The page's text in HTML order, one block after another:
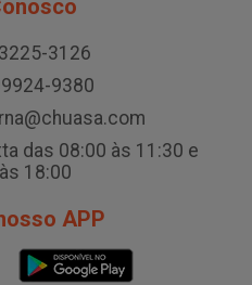
3126
9380
das 08:00 às 11:30 e
18:00
APP